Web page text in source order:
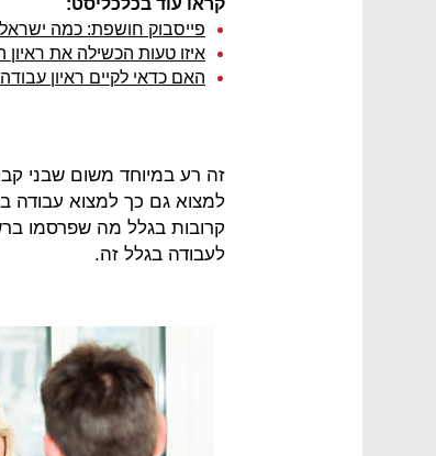
קראו עוד בכלכליסט:
פייסבוק חושפת: כמה
איזו טעות הכשילה את ראיון
האם כדאי לקיים ראיון
זה רע במיוחד משום שבני
למצוא גם כך למצוא עבודה
קרובות בגלל מה שפרסמו
לעבודה בגלל זה.